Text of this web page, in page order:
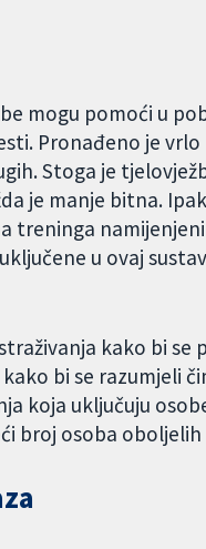
mogu pomoći u
Pronađeno je
Stoga je
je manje bitna.
treninga
u ovaj
kako bi
bi se razumjeli
koja uključuju
broj osoba